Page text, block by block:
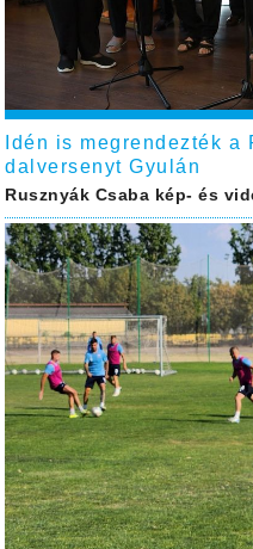
Idén is megrendezték
dalversenyt Gyulán
Rusznyák Csaba kép- és